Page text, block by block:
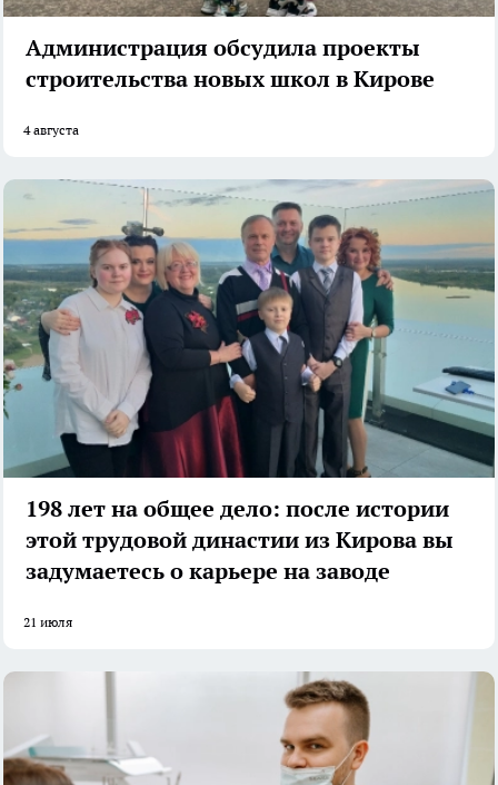
Администрация обсудила проекты
строительства новых школ в Кирове
4 августа
198 лет на общее дело: после истории
этой трудовой династии из Кирова вы
задумаетесь о карьере на заводе
21 июля